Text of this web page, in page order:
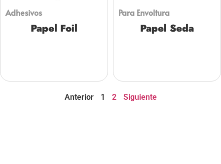
Adhesivos
Papel Foil
Para Envoltura
Papel Seda
Anterior 1 2 Siguiente